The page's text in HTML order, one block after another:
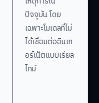
ปัจจุบัน โดย
เฉพาะโมเดลที่ไม่
ได้เชื่อมต่ออินเท
อร์เน็ตแบบเรียล
ไทม์